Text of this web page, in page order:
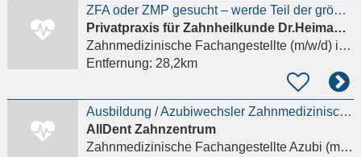
ZFA oder ZMP gesucht – werde Teil der größten Privatzahnarztpraxis Frankfurts
Privatpraxis für Zahnheilkunde Dr.Heimann & Dr. Winzen & Dr. Alp
Zahnmedizinische Fachangestellte (m/w/d)in Frankfurt am Main
Entfernung: 28,2km
Ausbildung / Azubiwechsler Zahnmedizinische Fachangestellte / ZFA (m/w/d)
AllDent Zahnzentrum
Zahnmedizinische Fachangestellte Azubi (m/w/d)